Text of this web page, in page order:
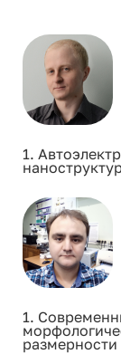
1.
1.
размерности